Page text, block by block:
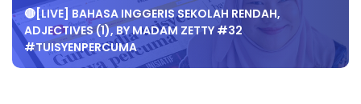
🔴[LIVE] BAHASA INGGERIS SEKOLAH RENDAH,
ADJECTIVES (1), BY MADAM ZETTY #32
#TUISYENPERCUMA